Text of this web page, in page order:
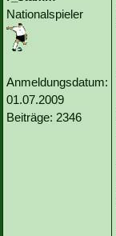
Nationalspieler
Anmeldungsdatum:
01.07.2009
Beiträge: 2346